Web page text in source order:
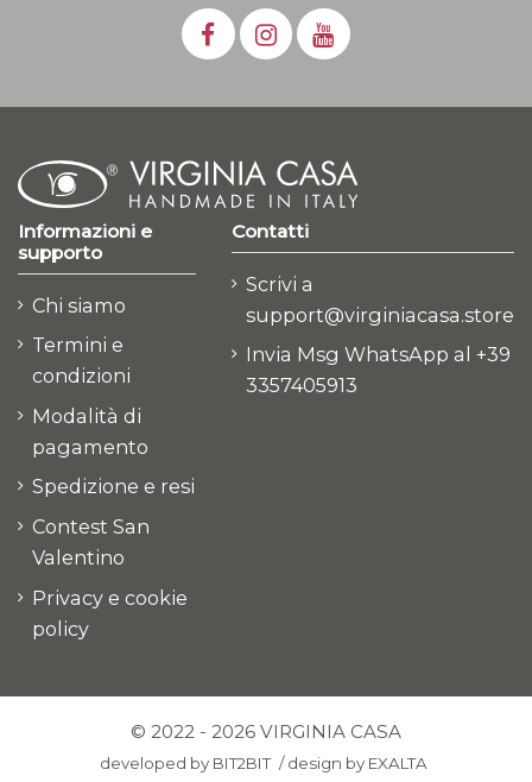
Informazioni e
supporto
Chi siamo
Termini e
condizioni
Modalità di
pagamento
Spedizione e resi
Contest San
Valentino
Privacy e cookie
policy
Contatti
Scrivi a
support@virginiacasa.store
Invia Msg WhatsApp al +39
3357405913
© 2022 - 2026 VIRGINIA CASA
developed by BIT2BIT /design by EXALTA